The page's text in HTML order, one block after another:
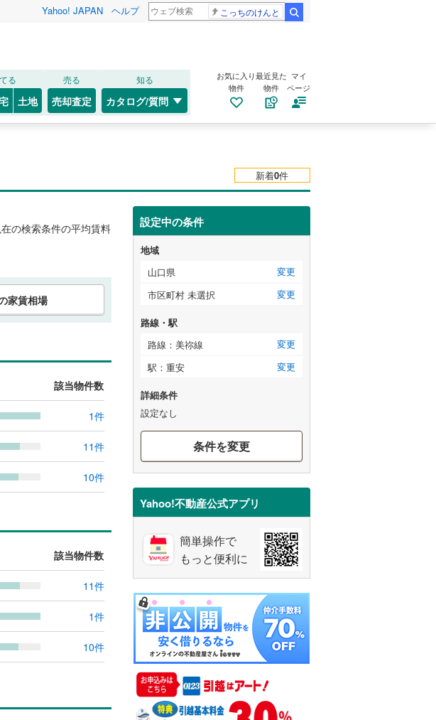
Yahoo! JAPAN ヘルプ こっちのけんと
る
土地
売る
売却査定
知る
カタログ/質問
お気に入り
物件
最近見た
物件
マイ
ページ
新着0件
の検索条件の平均賃料
家賃相場
該当物件数
1件
11件
10件
該当物件数
11件
1件
10件
設定中の条件
地域
山口県
変更
市区町村 未選択
変更
路線・駅
路線：美祢線
変更
駅：重安
変更
詳細条件
設定なし
条件を変更
Yahoo!不動産公式アプリ
簡単操作で
もっと便利に